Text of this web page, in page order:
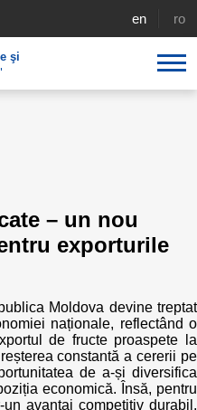
english
şi
– un nou
exporturile
Moldova devine treptat
naționale, reflectând o
de fructe proaspete la
constantă a cererii pe
de a-și diversifica
economică. Însă, pentru
avantaj competitiv durabil,